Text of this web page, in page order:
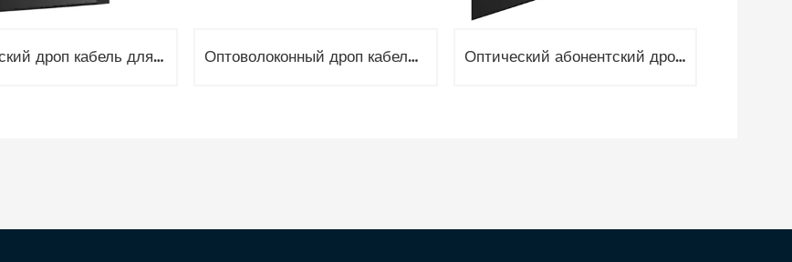
Оптический дроп кабель для подвеса, 1 волокно G657, 3кН, диэлектрический FRP 0.5 и 1.8мм FRP GJYXFFCH Оптоволоконный дроп кабель для подвеса, 1 волокно G657, 0.9кН, две проволока 0.45 и 1.0мм GJYXCH Оптический абонентский дроп кабель, 1 волокно G657, FTTH 1,5кН, 2x диэлектрический FRP GJXFH